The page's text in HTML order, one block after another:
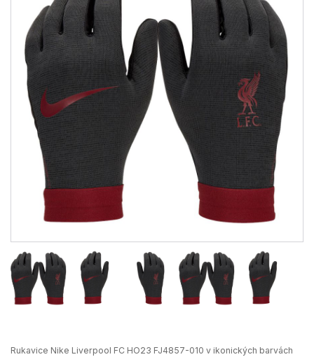
Rukavice Nike Liverpool FC HO23 FJ4857-010 v ikonických barvách